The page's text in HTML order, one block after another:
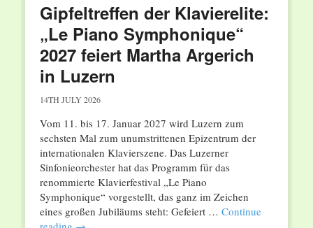
Gipfeltreffen der Klavierelite:
„Le Piano Symphonique“
2027 feiert Martha Argerich
in Luzern
14TH JULY 2026
Vom 11. bis 17. Januar 2027 wird Luzern zum
sechsten Mal zum unumstrittenen Epizentrum der
internationalen Klavierszene. Das Luzerner
Sinfonieorchester hat das Programm für das
renommierte Klavierfestival „Le Piano
Symphonique“ vorgestellt, das ganz im Zeichen
eines großen Jubiläums steht: Gefeiert … Continue